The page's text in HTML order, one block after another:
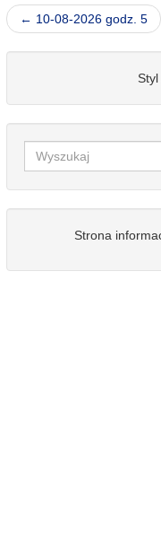
← 10-08-2026 godz. 5
Strona